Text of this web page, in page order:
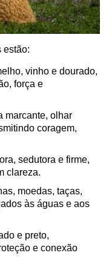
estão:
vinho e dourado,
força e
marcante, olhar
coragem,
sedutora e firme,
clareza.
moedas, taças,
às águas e aos
e preto,
e conexão